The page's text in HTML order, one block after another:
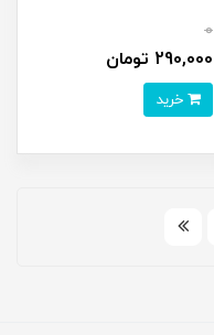
0
290,000 تومان